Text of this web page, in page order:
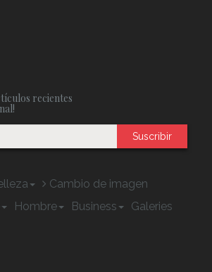
recientes
Suscribir
Cambio de imagen
Hombre Business
Galeries